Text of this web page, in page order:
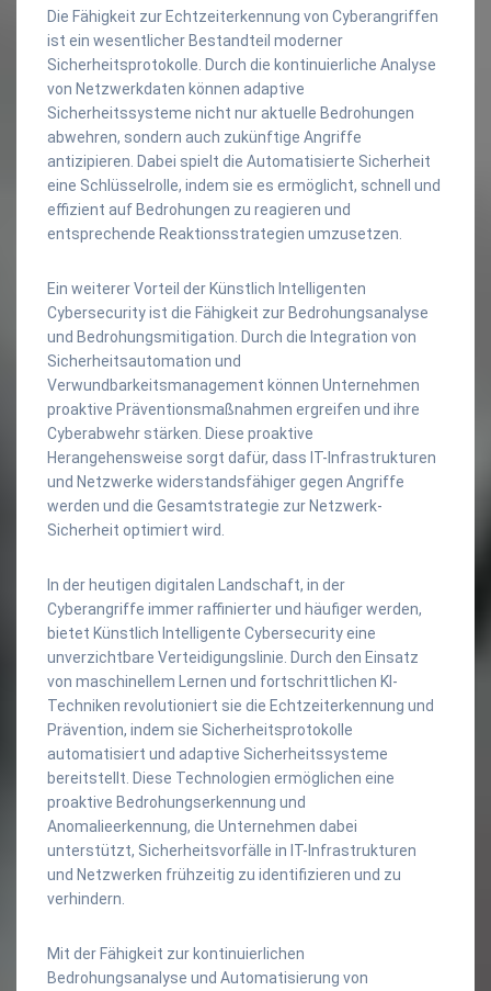
Die Fähigkeit zur Echtzeiterkennung von Cyberangriffen
ist ein wesentlicher Bestandteil moderner
Sicherheitsprotokolle. Durch die kontinuierliche Analyse
von Netzwerkdaten können adaptive
Sicherheitssysteme nicht nur aktuelle Bedrohungen
abwehren, sondern auch zukünftige Angriffe
antizipieren. Dabei spielt die Automatisierte Sicherheit
eine Schlüsselrolle, indem sie es ermöglicht, schnell und
effizient auf Bedrohungen zu reagieren und
entsprechende Reaktionsstrategien umzusetzen.
Ein weiterer Vorteil der Künstlich Intelligenten
Cybersecurity ist die Fähigkeit zur Bedrohungsanalyse
und Bedrohungsmitigation. Durch die Integration von
Sicherheitsautomation und
Verwundbarkeitsmanagement können Unternehmen
proaktive Präventionsmaßnahmen ergreifen und ihre
Cyberabwehr stärken. Diese proaktive
Herangehensweise sorgt dafür, dass IT-Infrastrukturen
und Netzwerke widerstandsfähiger gegen Angriffe
werden und die Gesamtstrategie zur Netzwerk-
Sicherheit optimiert wird.
In der heutigen digitalen Landschaft, in der
Cyberangriffe immer raffinierter und häufiger werden,
bietet Künstlich Intelligente Cybersecurity eine
unverzichtbare Verteidigungslinie. Durch den Einsatz
von maschinellem Lernen und fortschrittlichen KI-
Techniken revolutioniert sie die Echtzeiterkennung und
Prävention, indem sie Sicherheitsprotokolle
automatisiert und adaptive Sicherheitssysteme
bereitstellt. Diese Technologien ermöglichen eine
proaktive Bedrohungserkennung und
Anomalieerkennung, die Unternehmen dabei
unterstützt, Sicherheitsvorfälle in IT-Infrastrukturen
und Netzwerken frühzeitig zu identifizieren und zu
verhindern.
Mit der Fähigkeit zur kontinuierlichen
Bedrohungsanalyse und Automatisierung von